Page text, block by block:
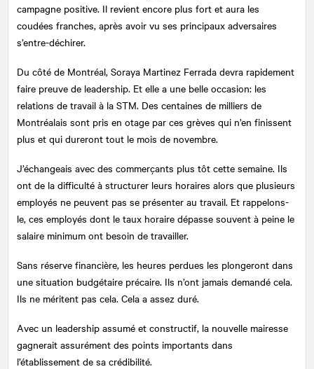
campagne positive. Il revient encore plus fort et aura les
coudées franches, après avoir vu ses principaux adversaires
s’entre-déchirer.
Du côté de Montréal, Soraya Martinez Ferrada devra rapidement
faire preuve de leadership. Et elle a une belle occasion: les
relations de travail à la STM. Des centaines de milliers de
Montréalais sont pris en otage par ces grèves qui n’en finissent
plus et qui dureront tout le mois de novembre.
J’échangeais avec des commerçants plus tôt cette semaine. Ils
ont de la difficulté à structurer leurs horaires alors que plusieurs
employés ne peuvent pas se présenter au travail. Et rappelons-
le, ces employés dont le taux horaire dépasse souvent à peine le
salaire minimum ont besoin de travailler.
Sans réserve financière, les heures perdues les plongeront dans
une situation budgétaire précaire. Ils n’ont jamais demandé cela.
Ils ne méritent pas cela. Cela a assez duré.
Avec un leadership assumé et constructif, la nouvelle mairesse
gagnerait assurément des points importants dans
l’établissement de sa crédibilité.